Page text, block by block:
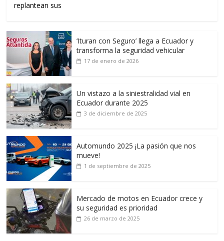
replantean sus
‘Ituran con Seguro’ llega a Ecuador y
transforma la seguridad vehicular
17 de enero de 2026
Un vistazo a la siniestralidad vial en
Ecuador durante 2025
3 de diciembre de 2025
Automundo 2025 ¡La pasión que nos
mueve!
1 de septiembre de 2025
Mercado de motos en Ecuador crece y
su seguridad es prioridad
26 de marzo de 2025